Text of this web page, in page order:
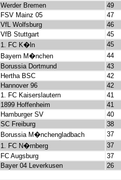
Werder Bremen
49
FSV Mainz 05
47
VfL Wolfsburg
46
VfB Stuttgart
45
1. FC K�ln
45
Bayern M�nchen
44
Borussia Dortmund
43
Hertha BSC
42
Hannover 96
42
1. FC Kaiserslautern
41
1899 Hoffenheim
41
Hamburger SV
40
SC Freiburg
38
Borussia M�nchengladbach
37
1. FC N�rnberg
37
FC Augsburg
37
Bayer 04 Leverkusen
26